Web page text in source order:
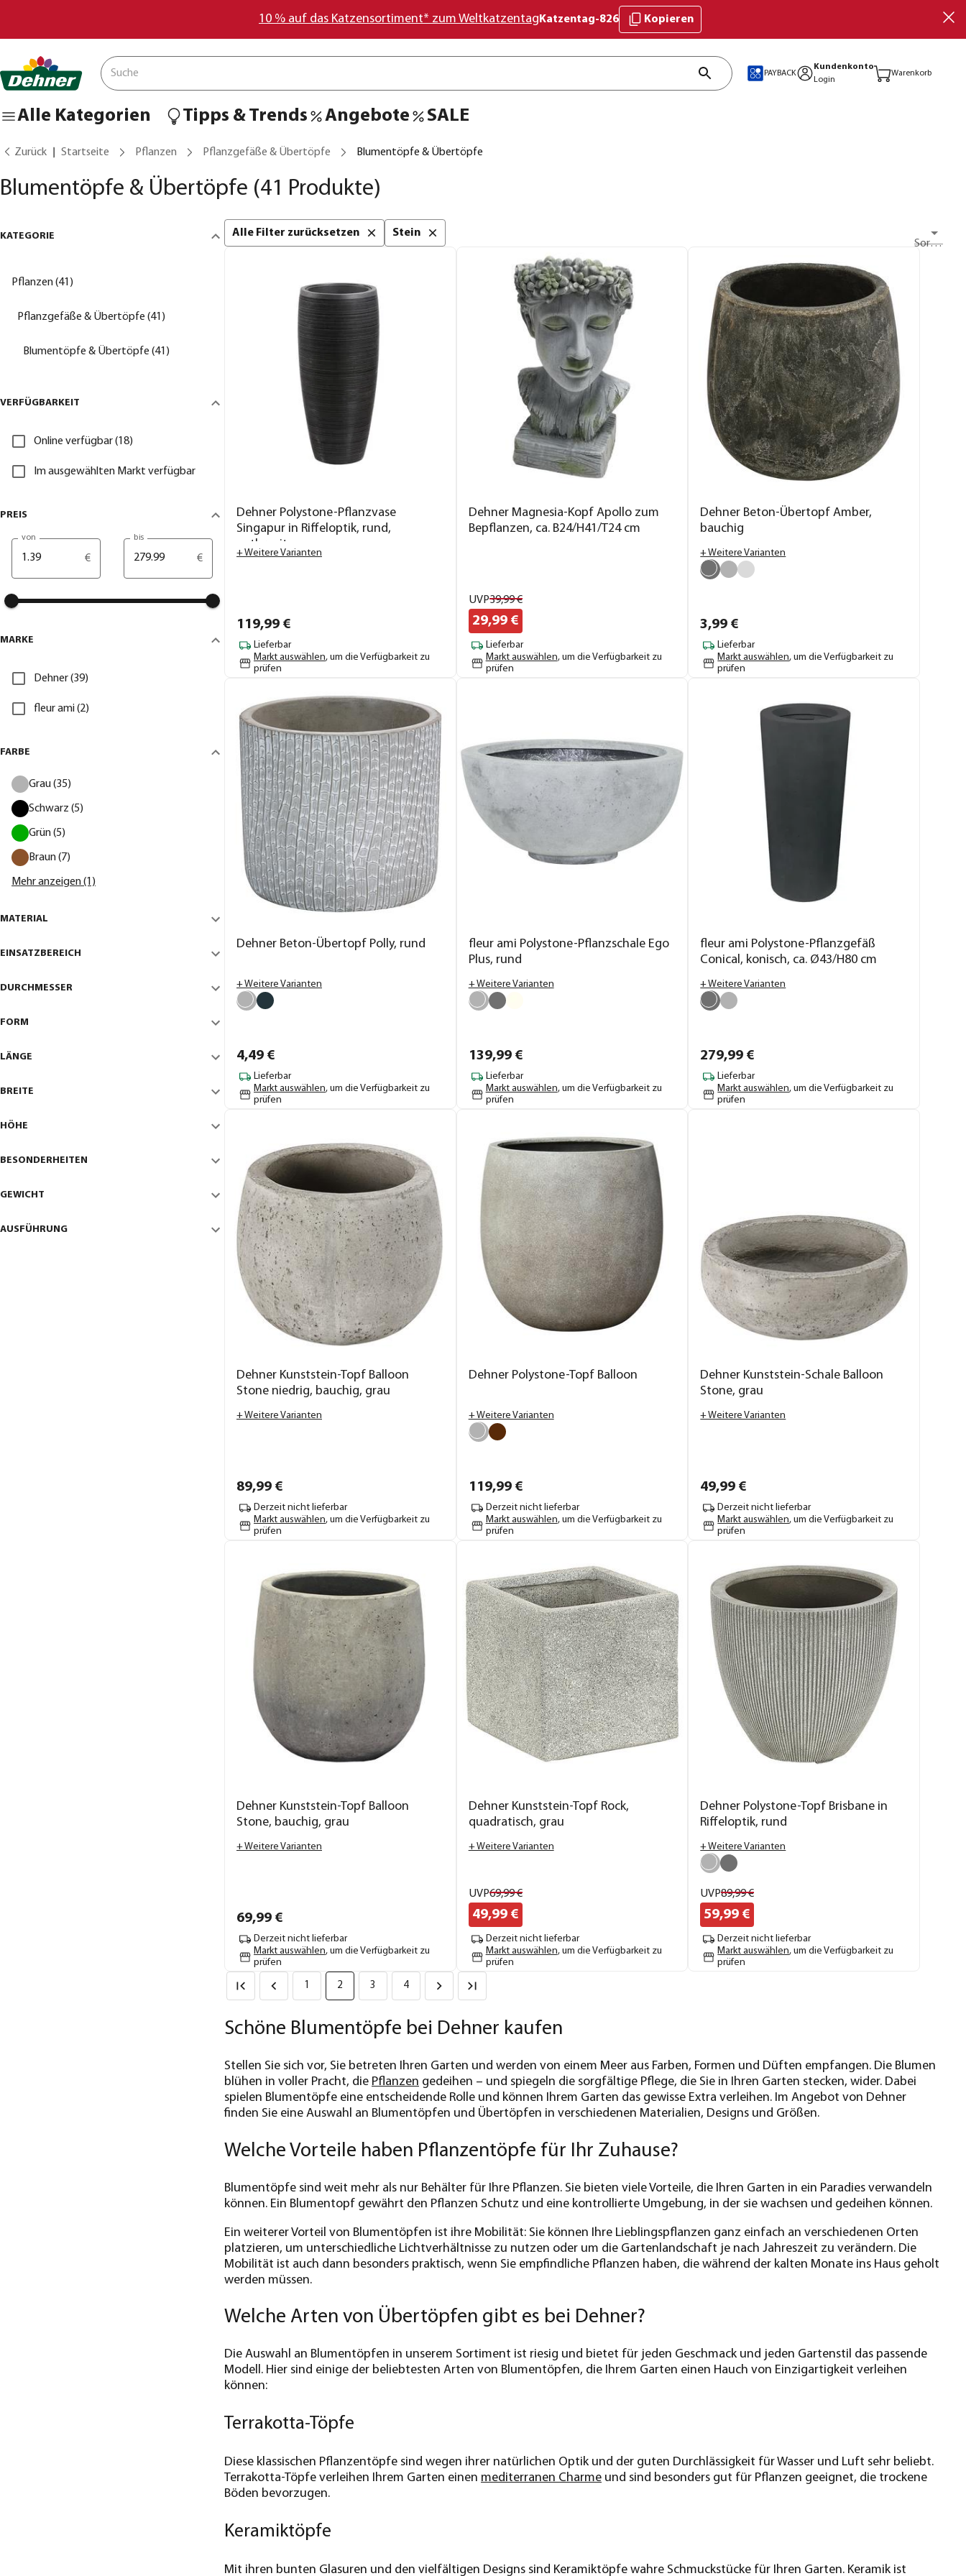
10 % auf das Katzensortiment* zum Weltkatzentag Katzentag-826 Kopieren
PAYBACK
Kundenkonto
Login
Warenkorb
Alle Kategorien Tipps & Trends Angebote SALE
Zurück Startseite Pflanzen Pflanzgefäße & Übertöpfe Blumentöpfe & Übertöpfe
Blumentöpfe & Übertöpfe (41 Produkte)
KATEGORIE
Pflanzen (41)
Pflanzgefäße & Übertöpfe (41)
Blumentöpfe & Übertöpfe (41)
VERFÜGBARKEIT
Online verfügbar (18)
Im ausgewählten Markt verfügbar
PREIS
von
€
bis
€
MARKE
Dehner (39)
fleur ami (2)
FARBE
Grau (35)
Schwarz (5)
Grün (5)
Braun (7)
Mehr anzeigen (1)
MATERIAL
EINSATZBEREICH
DURCHMESSER
FORM
LÄNGE
BREITE
HÖHE
BESONDERHEITEN
GEWICHT
AUSFÜHRUNG
Alle Filter zurücksetzen
Stein
Sortieren nach
Dehner Polystone-Pflanzvase
Singapur in Riffeloptik, rund,
anthrazit
+ Weitere Varianten
119,99 €
Lieferbar
Markt auswählen, um die Verfügbarkeit zu
prüfen
Dehner Magnesia-Kopf Apollo zum
Bepflanzen, ca. B24/H41/T24 cm
UVP39,99€
29,99€
Lieferbar
Markt auswählen, um die Verfügbarkeit zu
prüfen
Dehner Beton-Übertopf Amber,
bauchig
+ Weitere Varianten
3,99 €
Lieferbar
Markt auswählen, um die Verfügbarkeit zu
prüfen
Dehner Beton-Übertopf Polly, rund
+ Weitere Varianten
4,49 €
Lieferbar
Markt auswählen, um die Verfügbarkeit zu
prüfen
fleur ami Polystone-Pflanzschale Ego
Plus, rund
+ Weitere Varianten
139,99€
Lieferbar
Markt auswählen, um die Verfügbarkeit zu
prüfen
fleur ami Polystone-Pflanzgefäß
Conical, konisch, ca. Ø43/H80 cm
+ Weitere Varianten
279,99 €
Lieferbar
Markt auswählen, um die Verfügbarkeit zu
prüfen
Dehner Kunststein-Topf Balloon
Stone niedrig, bauchig, grau
+ Weitere Varianten
89,99 €
Derzeit nicht lieferbar
Markt auswählen, um die Verfügbarkeit zu
prüfen
Dehner Polystone-Topf Balloon
+ Weitere Varianten
119,99€
Derzeit nicht lieferbar
Markt auswählen, um die Verfügbarkeit zu
prüfen
Dehner Kunststein-Schale Balloon
Stone, grau
+ Weitere Varianten
49,99 €
Derzeit nicht lieferbar
Markt auswählen, um die Verfügbarkeit zu
prüfen
Dehner Kunststein-Topf Balloon
Stone, bauchig, grau
+ Weitere Varianten
69,99 €
Derzeit nicht lieferbar
Markt auswählen, um die Verfügbarkeit zu
prüfen
Dehner Kunststein-Topf Rock,
quadratisch, grau
+ Weitere Varianten
UVP69,99€
49,99€
Derzeit nicht lieferbar
Markt auswählen, um die Verfügbarkeit zu
prüfen
Dehner Polystone-Topf Brisbane in
Riffeloptik, rund
+ Weitere Varianten
UVP89,99€
59,99 €
Derzeit nicht lieferbar
Markt auswählen, um die Verfügbarkeit zu
prüfen
1 2 3 4
Schöne Blumentöpfe bei Dehner kaufen
Stellen Sie sich vor, Sie betreten Ihren Garten und werden von einem Meer aus Farben, Formen und Düften empfangen. Die Blumen
blühen in voller Pracht, die Pflanzen gedeihen – und spiegeln die sorgfältige Pflege, die Sie in Ihren Garten stecken, wider. Dabei
spielen Blumentöpfe eine entscheidende Rolle und können Ihrem Garten das gewisse Extra verleihen. Im Angebot von Dehner
finden Sie eine Auswahl an Blumentöpfen und Übertöpfen in verschiedenen Materialien, Designs und Größen.
Welche Vorteile haben Pflanzentöpfe für Ihr Zuhause?
Blumentöpfe sind weit mehr als nur Behälter für Ihre Pflanzen. Sie bieten viele Vorteile, die Ihren Garten in ein Paradies verwandeln
können. Ein Blumentopf gewährt den Pflanzen Schutz und eine kontrollierte Umgebung, in der sie wachsen und gedeihen können.
Ein weiterer Vorteil von Blumentöpfen ist ihre Mobilität: Sie können Ihre Lieblingspflanzen ganz einfach an verschiedenen Orten
platzieren, um unterschiedliche Lichtverhältnisse zu nutzen oder um die Gartenlandschaft je nach Jahreszeit zu verändern. Die
Mobilität ist auch dann besonders praktisch, wenn Sie empfindliche Pflanzen haben, die während der kalten Monate ins Haus geholt
werden müssen.
Welche Arten von Übertöpfen gibt es bei Dehner?
Die Auswahl an Blumentöpfen in unserem Sortiment ist riesig und bietet für jeden Geschmack und jeden Gartenstil das passende
Modell. Hier sind einige der beliebtesten Arten von Blumentöpfen, die Ihrem Garten einen Hauch von Einzigartigkeit verleihen
können:
Terrakotta-Töpfe
Diese klassischen Pflanzentöpfe sind wegen ihrer natürlichen Optik und der guten Durchlässigkeit für Wasser und Luft sehr beliebt.
Terrakotta-Töpfe verleihen Ihrem Garten einen mediterranen Charme und sind besonders gut für Pflanzen geeignet, die trockene
Böden bevorzugen.
Keramiktöpfe
Mit ihren bunten Glasuren und den vielfältigen Designs sind Keramiktöpfe wahre Schmuckstücke für Ihren Garten. Keramik ist